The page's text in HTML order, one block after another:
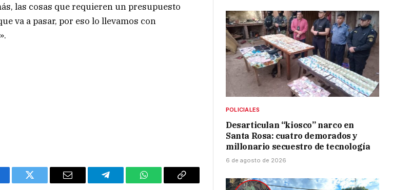
las cosas que requieren un presupuesto
va a pasar, por eso lo llevamos con
Twitter Email Telegram WhatsAppCopy
POLICIALES
Desarticulan “kiosco” narco en
Santa Rosa: cuatro demorados y
millonario secuestro de tecnología
6 de agosto de 2026